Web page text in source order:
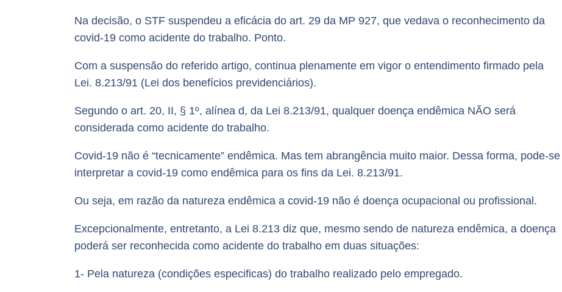
Na decisão, o STF suspendeu a eficácia do art. 29 da MP 927, que vedava o reconhecimento da
covid-19 como acidente do trabalho. Ponto.
Com a suspensão do referido artigo, continua plenamente em vigor o entendimento firmado pela
Lei. 8.213/91 (Lei dos benefícios previdenciários).
Segundo o art. 20, II, § 1º, alínea d, da Lei 8.213/91, qualquer doença endêmica NÃO será
considerada como acidente do trabalho.
Covid-19 não é “tecnicamente” endêmica. Mas tem abrangência muito maior. Dessa forma, pode-se
interpretar a covid-19 como endêmica para os fins da Lei. 8.213/91.
Ou seja, em razão da natureza endêmica a covid-19 não é doença ocupacional ou profissional.
Excepcionalmente, entretanto, a Lei 8.213 diz que, mesmo sendo de natureza endêmica, a doença
poderá ser reconhecida como acidente do trabalho em duas situações:
1- Pela natureza (condições especificas) do trabalho realizado pelo empregado.